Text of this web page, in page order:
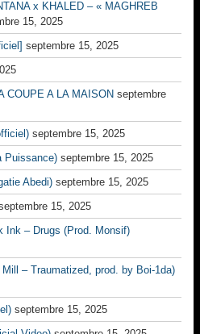
x KHALED – « MAGHREB
15, 2025
septembre 15, 2025
COUPE A LA MAISON septembre
septembre 15, 2025
Puissance) septembre 15, 2025
Abedi) septembre 15, 2025
15, 2025
Ink – Drugs (Prod. Monsif)
– Traumatized, prod. by Boi-1da)
septembre 15, 2025